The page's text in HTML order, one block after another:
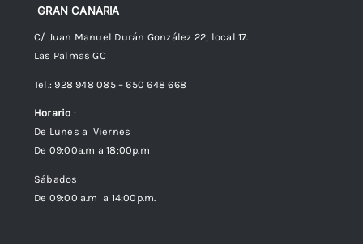
GRAN CANARIA
C/ Juan Manuel Durán González 22, local 17.
Las Palmas GC
Tel.: 928 948 085 – 650 648 668
Horario :
De Lunes a Viernes
De 09:00a.m a 18:00p.m
Sábados
De 09:00 a.m a 14:00p.m.
Preguntas frecuentes
Envíos
Política de Privacidad